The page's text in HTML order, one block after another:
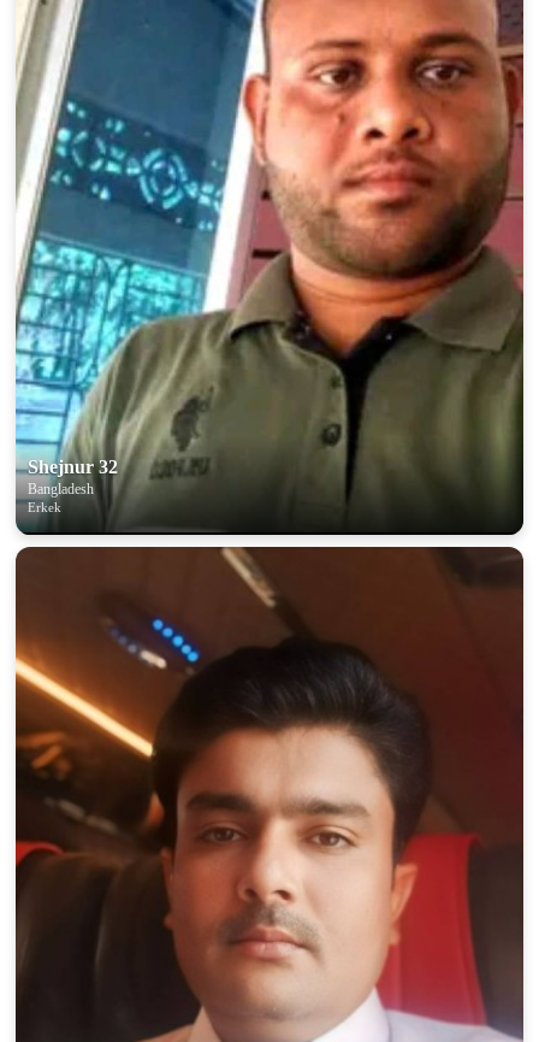
Shejnur 32
Bangladesh
Erkek